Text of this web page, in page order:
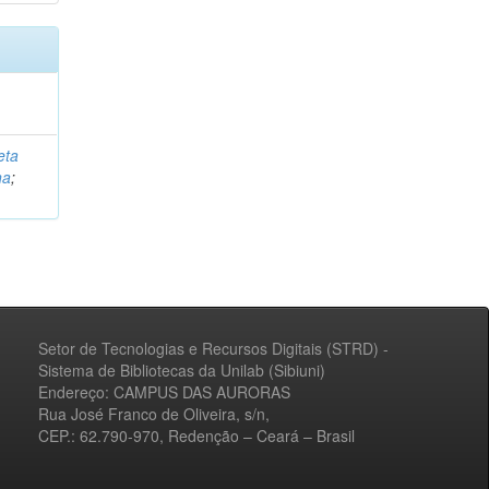
;
Setor de Tecnologias e Recursos Digitais (STRD) -
Sistema de Bibliotecas da Unilab (Sibiuni)
Endereço: CAMPUS DAS AURORAS
Rua José Franco de Oliveira, s/n,
CEP.: 62.790-970, Redenção – Ceará – Brasil